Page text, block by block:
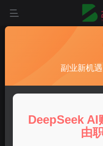
在家做的兼职工作有
随着互联网的发展，越来
论是全职妈妈、学生还是
副业新机
DeepSeek AI
由